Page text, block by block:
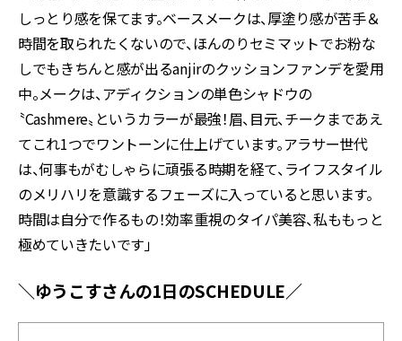
しっとり感を保てます。ベースメークは、厚塗り感が苦手＆
時間を取られたくないので、ほんのりセミマットでお粉な
しでもきちんと感が出るanjirのクッションファンデを愛用
中。メークは、アディクションの単色シャドウの
〝Cashmere〟というカラーが最強！眉、目元、チークまであえ
てこれ1つでワントーンに仕上げています。アラサー世代
は、何事もがむしゃらに頑張る時期を経て、ライフスタイル
のメリハリを意識するフェーズに入っていると思います。
時間は自分で作るもの！効率重視のタイパ美容、私ももっと
極めていきたいです」
＼ゆうこすさんの1日のSCHEDULE／